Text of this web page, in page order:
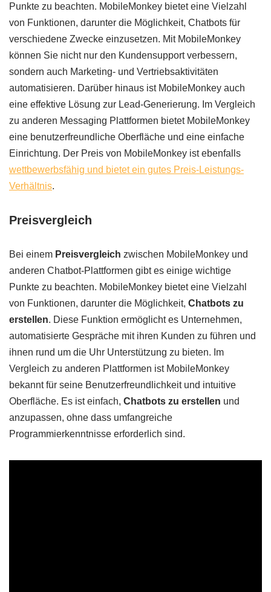
Punkte zu beachten. MobileMonkey bietet eine Vielzahl
von Funktionen, darunter die Möglichkeit, Chatbots für
verschiedene Zwecke einzusetzen. Mit MobileMonkey
können Sie nicht nur den Kundensupport verbessern,
sondern auch Marketing- und Vertriebsaktivitäten
automatisieren. Darüber hinaus ist MobileMonkey auch
eine effektive Lösung zur Lead-Generierung. Im Vergleich
zu anderen Messaging Plattformen bietet MobileMonkey
eine benutzerfreundliche Oberfläche und eine einfache
Einrichtung. Der Preis von MobileMonkey ist ebenfalls
wettbewerbsfähig und bietet ein gutes Preis-Leistungs-
Verhältnis.
Preisvergleich
Bei einem Preisvergleich zwischen MobileMonkey und
anderen Chatbot-Plattformen gibt es einige wichtige
Punkte zu beachten. MobileMonkey bietet eine Vielzahl
von Funktionen, darunter die Möglichkeit, Chatbots zu
erstellen. Diese Funktion ermöglicht es Unternehmen,
automatisierte Gespräche mit ihren Kunden zu führen und
ihnen rund um die Uhr Unterstützung zu bieten. Im
Vergleich zu anderen Plattformen ist MobileMonkey
bekannt für seine Benutzerfreundlichkeit und intuitive
Oberfläche. Es ist einfach, Chatbots zu erstellen und
anzupassen, ohne dass umfangreiche
Programmierkenntnisse erforderlich sind.